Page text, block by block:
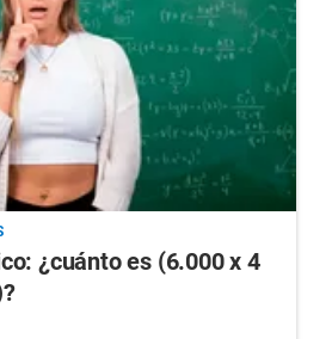
¿cuánto es (6.000 x 4